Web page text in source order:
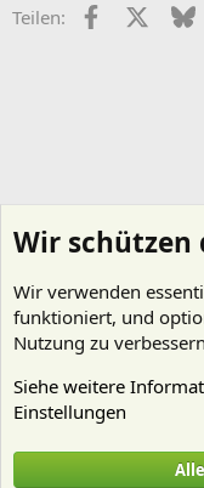
Teilen: Facebook
X
Wir schützen
Wir verwenden
funktioniert, und
Nutzung zu
Siehe weitere
Einstellungen